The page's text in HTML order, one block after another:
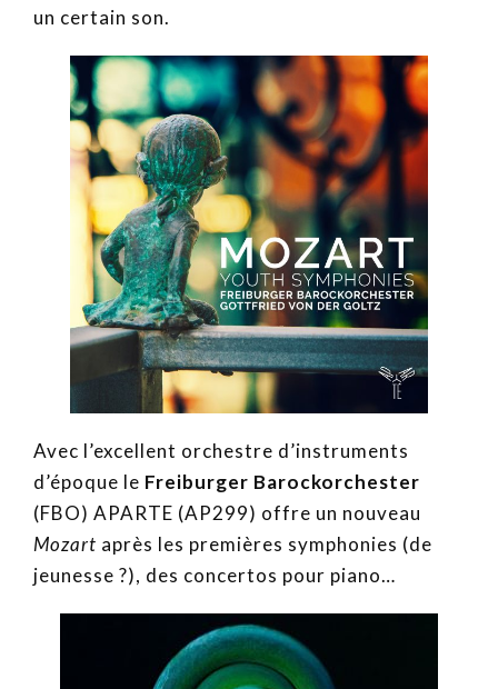
un certain son.
Avec l’excellent orchestre d’instruments
d’époque le Freiburger Barockorchester
(FBO) APARTE (AP299) offre un nouveau
Mozart après les premières symphonies (de
jeunesse ?), des concertos pour piano…